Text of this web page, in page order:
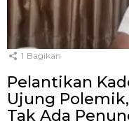
1 Bagikan
Pelantikan
Ujung
Tak Ada